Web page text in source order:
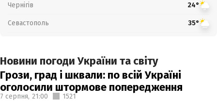
Чернігів 24°
Севастополь 35°
Новини погоди України та світу
Грози, град і шквали: по всій Україні
оголосили штормове попередження
7 серпня, 21:00 1521